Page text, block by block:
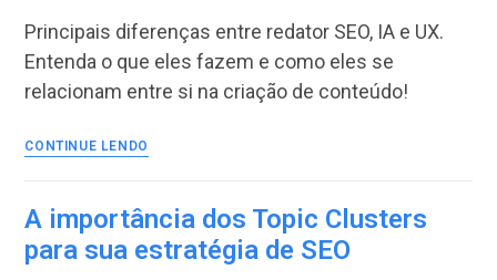
Principais diferenças entre redator SEO, IA e UX.
Entenda o que eles fazem e como eles se
relacionam entre si na criação de conteúdo!
CONTINUE LENDO
SEO,
UX:
O
A importância dos Topic Clusters
para sua estratégia de SEO